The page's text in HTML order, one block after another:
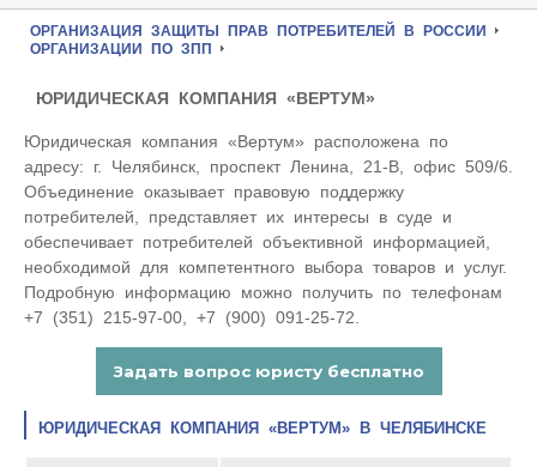
ОРГАНИЗАЦИЯ ЗАЩИТЫ ПРАВ ПОТРЕБИТЕЛЕЙ В РОССИИ
ОРГАНИЗАЦИИ ПО ЗПП
ЮРИДИЧЕСКАЯ КОМПАНИЯ «ВЕРТУМ»
Юридическая компания «Вертум» расположена по
адресу: г. Челябинск, проспект Ленина, 21-В, офис 509/6.
Объединение оказывает правовую поддержку
потребителей, представляет их интересы в суде и
обеспечивает потребителей объективной информацией,
необходимой для компетентного выбора товаров и услуг.
Подробную информацию можно получить по телефонам
+7 (351) 215-97-00, +7 (900) 091-25-72.
ЮРИДИЧЕСКАЯ КОМПАНИЯ «ВЕРТУМ» В ЧЕЛЯБИНСКЕ